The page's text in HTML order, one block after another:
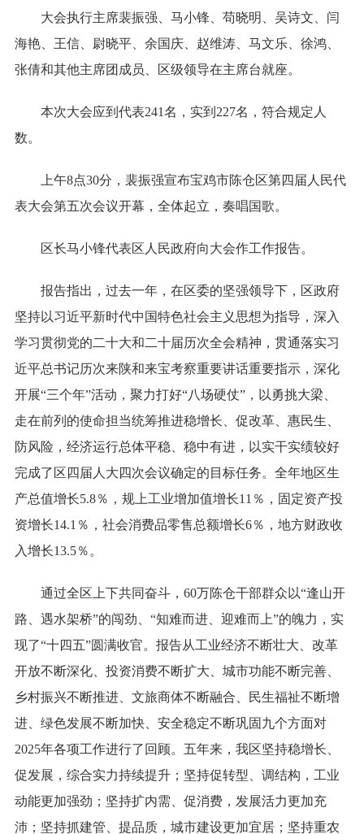
大会执行主席裴振强、马小锋、苟晓明、吴诗文、闫
海艳、王信、尉晓平、余国庆、赵维涛、马文乐、徐鸿、
张倩和其他主席团成员、区级领导在主席台就座。
本次大会应到代表241名，实到227名，符合规定人
数。
上午8点30分，裴振强宣布宝鸡市陈仓区第四届人民代
表大会第五次会议开幕，全体起立，奏唱国歌。
区长马小锋代表区人民政府向大会作工作报告。
报告指出，过去一年，在区委的坚强领导下，区政府
坚持以习近平新时代中国特色社会主义思想为指导，深入
学习贯彻党的二十大和二十届历次全会精神，贯通落实习
近平总书记历次来陕和来宝考察重要讲话重要指示，深化
开展“三个年”活动，聚力打好“八场硬仗”，以勇挑大梁、
走在前列的使命担当统筹推进稳增长、促改革、惠民生、
防风险，经济运行总体平稳、稳中有进，以实干实绩较好
完成了区四届人大四次会议确定的目标任务。全年地区生
产总值增长5.8％，规上工业增加值增长11％，固定资产投
资增长14.1％，社会消费品零售总额增长6％，地方财政收
入增长13.5％。
通过全区上下共同奋斗，60万陈仓干部群众以“逢山开
路、遇水架桥”的闯劲、“知难而进、迎难而上”的魄力，实
现了“十四五”圆满收官。报告从工业经济不断壮大、改革
开放不断深化、投资消费不断扩大、城市功能不断完善、
乡村振兴不断推进、文旅商体不断融合、民生福祉不断增
进、绿色发展不断加快、安全稳定不断巩固九个方面对
2025年各项工作进行了回顾。五年来，我区坚持稳增长、
促发展，综合实力持续提升；坚持促转型、调结构，工业
动能更加强劲；坚持扩内需、促消费，发展活力更加充
沛；坚持抓建管、提品质，城市建设更加宜居；坚持重农